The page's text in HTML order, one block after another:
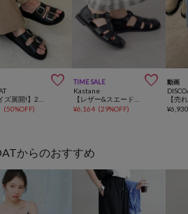

(50%OFF)
TIME SALE 
Kastane
¥6,164 (29%OFF)
動画
¥
からのおすすめ